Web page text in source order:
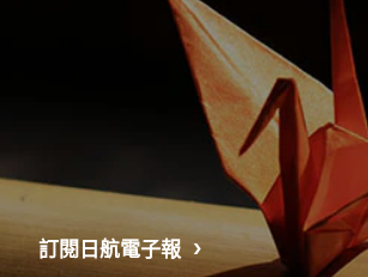
訂閱日航電子報